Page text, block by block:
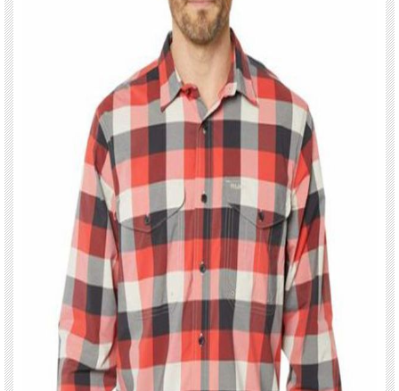
素材はOIL TIN CLOTH(オイルチンクロス)を採用しており 、クラシカルな風合い
でありながら 耐風性・保温性・防水性・耐久性に富んでいます。
これからのシーズンにニットに合わせるも良し、アウターの中に着用すれば防風性
にも優れている為、幅広く活躍するアイテムです。長年愛用する事によりオイルも
イイ感じで抜けていき、更に味のある１着となっていきます。
サイズ：38・40